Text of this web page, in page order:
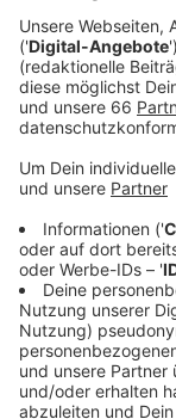
bis Freitag,
Toni-
(Stockum):
Flora-
Luisen-
Thomas-
(Flingern):